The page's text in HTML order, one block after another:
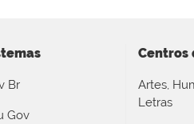
Br
Gov
Centros
Artes,
Letras